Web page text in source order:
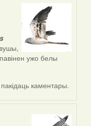
ужо белы
каментары.